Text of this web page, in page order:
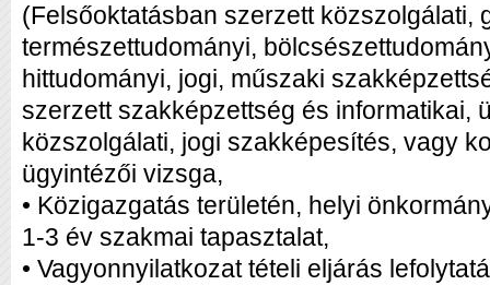
(Felsőoktatásban szerzett közszolgálati,
természettudományi,
hittudományi, jogi, műszaki
szerzett szakképzettség és informatikai,
közszolgálati, jogi szakképesítés, vagy
ügyintézői vizsga,
• Közigazgatás területén, helyi
1-3 év szakmai tapasztalat,
• Vagyonnyilatkozat tételi eljárás